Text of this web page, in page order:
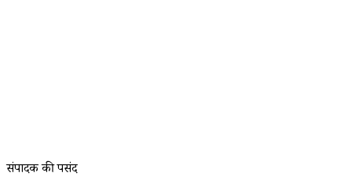
संपादक की पसंद